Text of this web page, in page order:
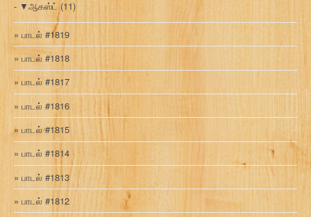
▼ஆகஸ்ட் (11)
பாடல் #1819
பாடல் #1818
பாடல் #1817
பாடல் #1816
பாடல் #1815
பாடல் #1814
பாடல் #1813
பாடல் #1812